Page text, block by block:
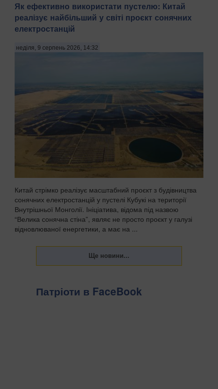
Як ефективно використати пустелю: Китай
реалізує найбільший у світі проєкт сонячних
електростанцій
неділя, 9 серпень 2026, 14:32
Китай стрімко реалізує масштабний проєкт з будівництва
сонячних електростанцій у пустелі Кубукі на території
Внутрішньої Монголії. Ініціатива, відома під назвою
“Велика сонячна стіна”, являє не просто проєкт у галузі
відновлюваної енергетики, а має на ...
Патріоти в FaceBook